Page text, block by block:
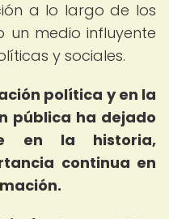
a lo largo de los
un medio influyente
y sociales.
política y en la
pública ha dejado
en la historia,
continua en